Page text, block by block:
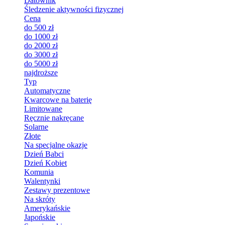
Śledzenie aktywności fizycznej
Cena
do 500 zł
do 1000 zł
do 2000 zł
do 3000 zł
do 5000 zł
najdroższe
Typ
Automatyczne
Kwarcowe na baterię
Limitowane
Ręcznie nakręcane
Solarne
Złote
Na specjalne okazje
Dzień Babci
Dzień Kobiet
Komunia
Walentynki
Zestawy prezentowe
Na skróty
Amerykańskie
Japońskie